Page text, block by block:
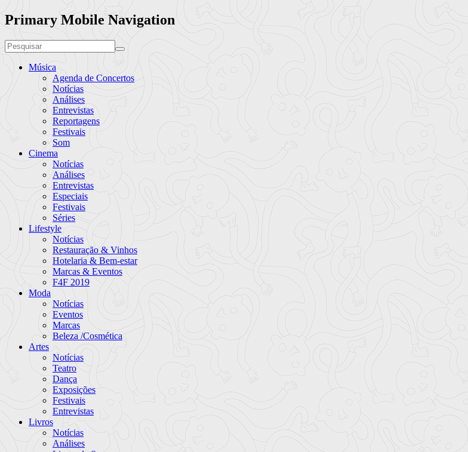
Primary Mobile Navigation
Música
Agenda de Concertos
Notícias
Análises
Entrevistas
Reportagens
Festivais
Som
Cinema
Notícias
Análises
Entrevistas
Especiais
Festivais
Séries
Lifestyle
Notícias
Restauração & Vinhos
Hotelaria & Bem-estar
Marcas & Eventos
F4F 2019
Moda
Notícias
Eventos
Marcas
Beleza /Cosmética
Artes
Notícias
Teatro
Dança
Exposições
Festivais
Entrevistas
Livros
Notícias
Análises